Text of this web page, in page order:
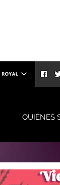
QUIÉNES